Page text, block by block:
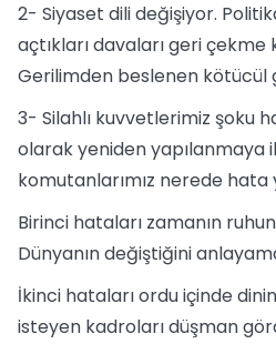
2- Siyaset dili değişiyor.
açtıkları davaları geri çekme
Gerilimden beslenen kötücül
3- Silahlı kuvvetlerimiz şoku
olarak yeniden yapılanmaya
komutanlarımız nerede hata
Birinci hataları zamanın
Dünyanın değiştiğini
İkinci hataları ordu içinde
isteyen kadroları düşman